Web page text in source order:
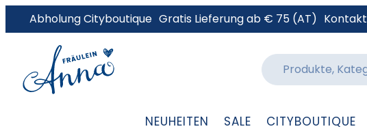
Abholung Cityboutique Gratis Lieferung ab € 75 (AT) Kontakt
NEUHEITEN SALE CITYBOUTIQUE